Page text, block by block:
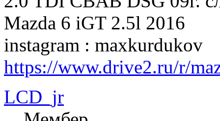
Mazda 6 iGT 2.5l 2016
instagram : maxkurdukov
https://www.drive2.ru/r/
LCD_jr